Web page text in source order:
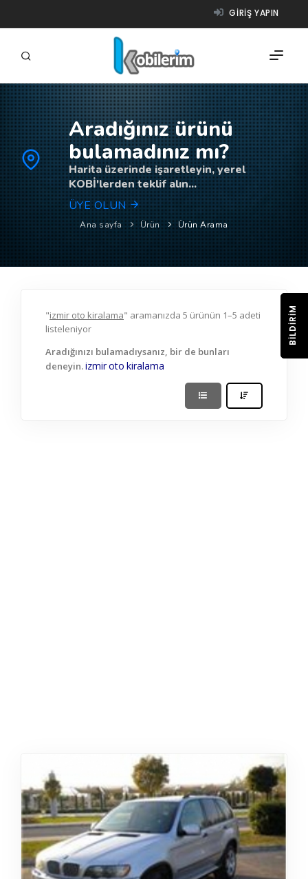
GIRIŞ YAPIN
FIRMALAR
ÜRÜNLER
NASIL ÇALIŞIR?
YARDIM
Aradığınız ürünü
bulamadınız mı?
Harita üzerinde işaretleyin, yerel
KOBİ'lerden teklif alın...
ÜYE OLUN
Ana sayfa Ürün Ürün Arama
"izmir oto kiralama" aramanızda 5 ürünün 1–5 adeti
listeleniyor
Aradığınızı bulamadıysanız, bir de bunları
deneyin.izmiroto kiralama
BILDIRIM